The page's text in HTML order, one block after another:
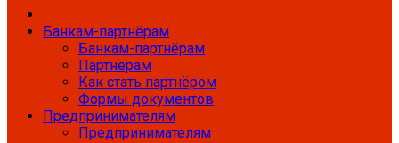
Банкам-партнёрам
Банкам-партнёрам
Партнёрам
Как стать партнёром
Формы документов
Предпринимателям
Предпринимателям